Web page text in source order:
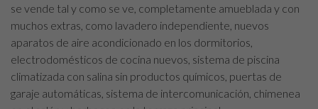
se vende tal y como se ve, completamente amueblada y con
muchos extras, como lavadero independiente, nuevos
aparatos de aire acondicionado en los dormitorios,
electrodomésticos de cocina nuevos, sistema de piscina
climatizada con salina sin productos químicos, puertas de
garaje automáticas, sistema de intercomunicación, chimenea